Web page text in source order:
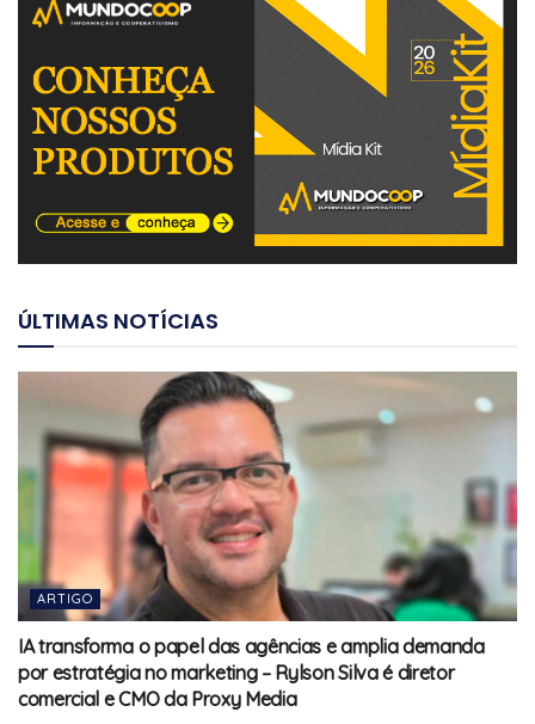
ÚLTIMAS NOTÍCIAS
ARTIGO
IA transforma o papel das agências e amplia demanda
por estratégia no marketing – Rylson Silva é diretor
comercial e CMO da Proxy Media